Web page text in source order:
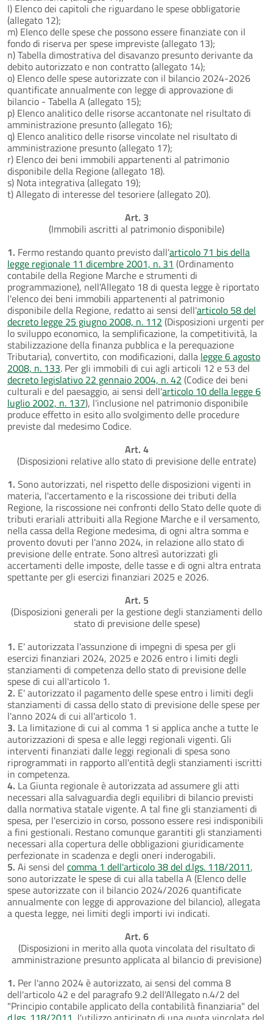
l) Elenco dei capitoli che riguardano le spese obbligatorie
(allegato 12);
m) Elenco delle spese che possono essere finanziate con il
fondo di riserva per spese impreviste (allegato 13);
n) Tabella dimostrativa del disavanzo presunto derivante da
debito autorizzato e non contratto (allegato 14);
o) Elenco delle spese autorizzate con il bilancio 2024-2026
quantificate annualmente con legge di approvazione di
bilancio - Tabella A (allegato 15);
p) Elenco analitico delle risorse accantonate nel risultato di
amministrazione presunto (allegato 16);
q) Elenco analitico delle risorse vincolate nel risultato di
amministrazione presunto (allegato 17);
r) Elenco dei beni immobili appartenenti al patrimonio
disponibile della Regione (allegato 18).
s) Nota integrativa (allegato 19);
t) Allegato di interesse del tesoriere (allegato 20).
Art. 3
(Immobili ascritti al patrimonio disponibile)
1. Fermo restando quanto previsto dall'articolo 71 bis della
legge regionale 11 dicembre 2001, n. 31 (Ordinamento
contabile della Regione Marche e strumenti di
programmazione), nell'Allegato 18 di questa legge è riportato
l'elenco dei beni immobili appartenenti al patrimonio
disponibile della Regione, redatto ai sensi dell'articolo 58 del
decreto legge 25 giugno 2008, n. 112 (Disposizioni urgenti per
lo sviluppo economico, la semplificazione, la competitività, la
stabilizzazione della finanza pubblica e la perequazione
Tributaria), convertito, con modificazioni, dalla legge 6 agosto
2008, n. 133. Per gli immobili di cui agli articoli 12 e 53 del
decreto legislativo 22 gennaio 2004, n. 42 (Codice dei beni
culturali e del paesaggio, ai sensi dell'articolo 10 della legge 6
luglio 2002, n. 137), l'inclusione nel patrimonio disponibile
produce effetto in esito allo svolgimento delle procedure
previste dal medesimo Codice.
Art. 4
(Disposizioni relative allo stato di previsione delle entrate)
1. Sono autorizzati, nel rispetto delle disposizioni vigenti in
materia, l'accertamento e la riscossione dei tributi della
Regione, la riscossione nei confronti dello Stato delle quote di
tributi erariali attribuiti alla Regione Marche e il versamento,
nella cassa della Regione medesima, di ogni altra somma e
provento dovuti per l'anno 2024, in relazione allo stato di
previsione delle entrate. Sono altresì autorizzati gli
accertamenti delle imposte, delle tasse e di ogni altra entrata
spettante per gli esercizi finanziari 2025 e 2026.
Art. 5
(Disposizioni generali per la gestione degli stanziamenti dello
stato di previsione delle spese)
1. E' autorizzata l'assunzione di impegni di spesa per gli
esercizi finanziari 2024, 2025 e 2026 entro i limiti degli
stanziamenti di competenza dello stato di previsione delle
spese di cui all'articolo 1.
2. E' autorizzato il pagamento delle spese entro i limiti degli
stanziamenti di cassa dello stato di previsione delle spese per
l'anno 2024 di cui all'articolo 1.
3. La limitazione di cui al comma 1 si applica anche a tutte le
autorizzazioni di spesa e alle leggi regionali vigenti. Gli
interventi finanziati dalle leggi regionali di spesa sono
riprogrammati in rapporto all'entità degli stanziamenti iscritti
in competenza.
4. La Giunta regionale è autorizzata ad assumere gli atti
necessari alla salvaguardia degli equilibri di bilancio previsti
dalla normativa statale vigente. A tal fine gli stanziamenti di
spesa, per l'esercizio in corso, possono essere resi indisponibili
a fini gestionali. Restano comunque garantiti gli stanziamenti
necessari alla copertura delle obbligazioni giuridicamente
perfezionate in scadenza e degli oneri inderogabili.
5. Ai sensi del comma 1 dell'articolo 38 del d.lgs. 118/2011,
sono autorizzate le spese di cui alla tabella A (Elenco delle
spese autorizzate con il bilancio 2024/2026 quantificate
annualmente con legge di approvazione del bilancio), allegata
a questa legge, nei limiti degli importi ivi indicati.
Art. 6
(Disposizioni in merito alla quota vincolata del risultato di
amministrazione presunto applicata al bilancio di previsione)
1. Per l'anno 2024 è autorizzato, ai sensi del comma 8
dell'articolo 42 e del paragrafo 9.2 dell'Allegato n.4/2 del
"Principio contabile applicato della contabilità finanziaria" del